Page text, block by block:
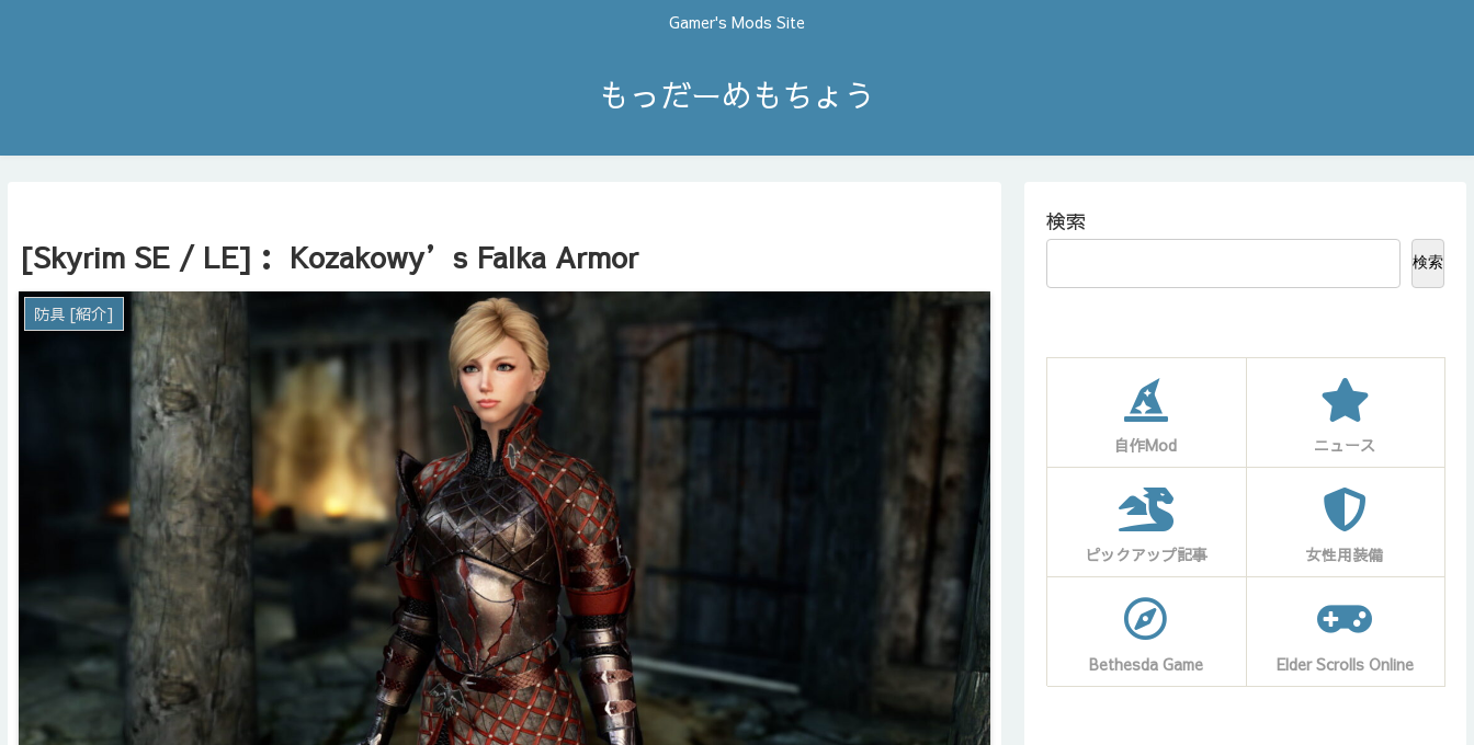
Gamer's Mods Site
もっだーめもちょう
[Skyrim SE / LE]： Kozakowy’s Falka Armor
防具 [紹介]
検索
検索
自作Mod ニュース
ピックアップ記事 女性用装備
Bethesda Game Elder Scrolls Online